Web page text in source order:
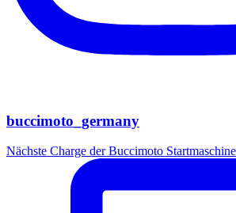
buccimoto_germany
Nächste Charge der Buccimoto